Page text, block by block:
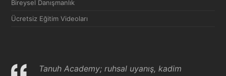
Bireysel Danışmanlık
Ücretsiz Eğitim Videoları
Tanuh Academy; ruhsal uyanış, kadim